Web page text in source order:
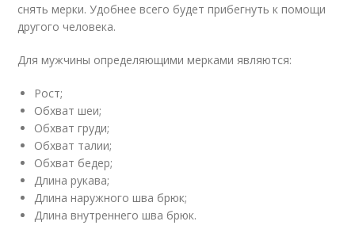
снять мерки. Удобнее всего будет прибегнуть к помощи
другого человека.
Для мужчины определяющими мерками являются:
Рост;
Обхват шеи;
Обхват груди;
Обхват талии;
Обхват бедер;
Длина рукава;
Длина наружного шва брюк;
Длина внутреннего шва брюк.